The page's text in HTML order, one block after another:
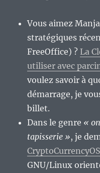
Vous aimez
stratégiques
FreeOffice) ? La
utiliser avec
voulez savoir à
démarrage, je
billet.
Dans le genre «
tapisserie », je
CryptoCurrencyOS
GNU/Linux